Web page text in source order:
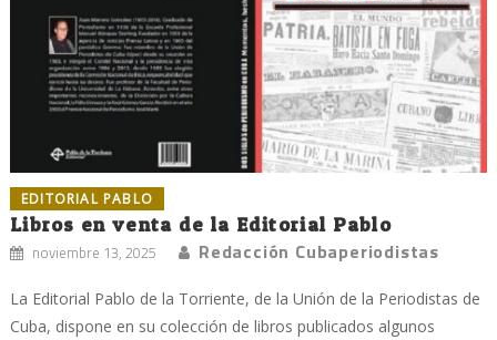
EDITORIAL PABLO
Libros en venta de la Editorial Pablo
noviembre 13, 2025 Redacción Cubaperiodistas
La Editorial Pablo de la Torriente, de la Unión de la Periodistas de
Cuba, dispone en su colección de libros publicados algunos